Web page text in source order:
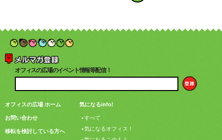
オフィスの広場のイベント情報等配信！
オフィスの広場 ホーム
お問い合わせ
移転を検討している方へ
気になるinfo!
すべて
気になるオフィス！